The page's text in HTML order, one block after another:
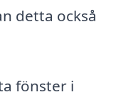
detta också
fönster i